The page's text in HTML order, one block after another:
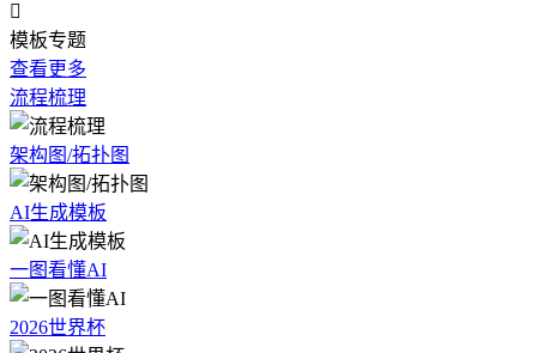

模板专题
查看更多
流程梳理
架构图/拓扑图
AI生成模板
一图看懂AI
2026世界杯